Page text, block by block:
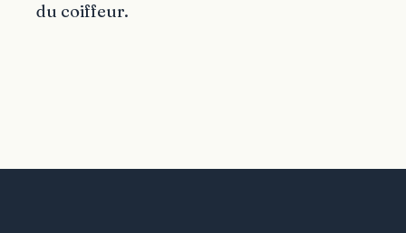
du coiffeur.